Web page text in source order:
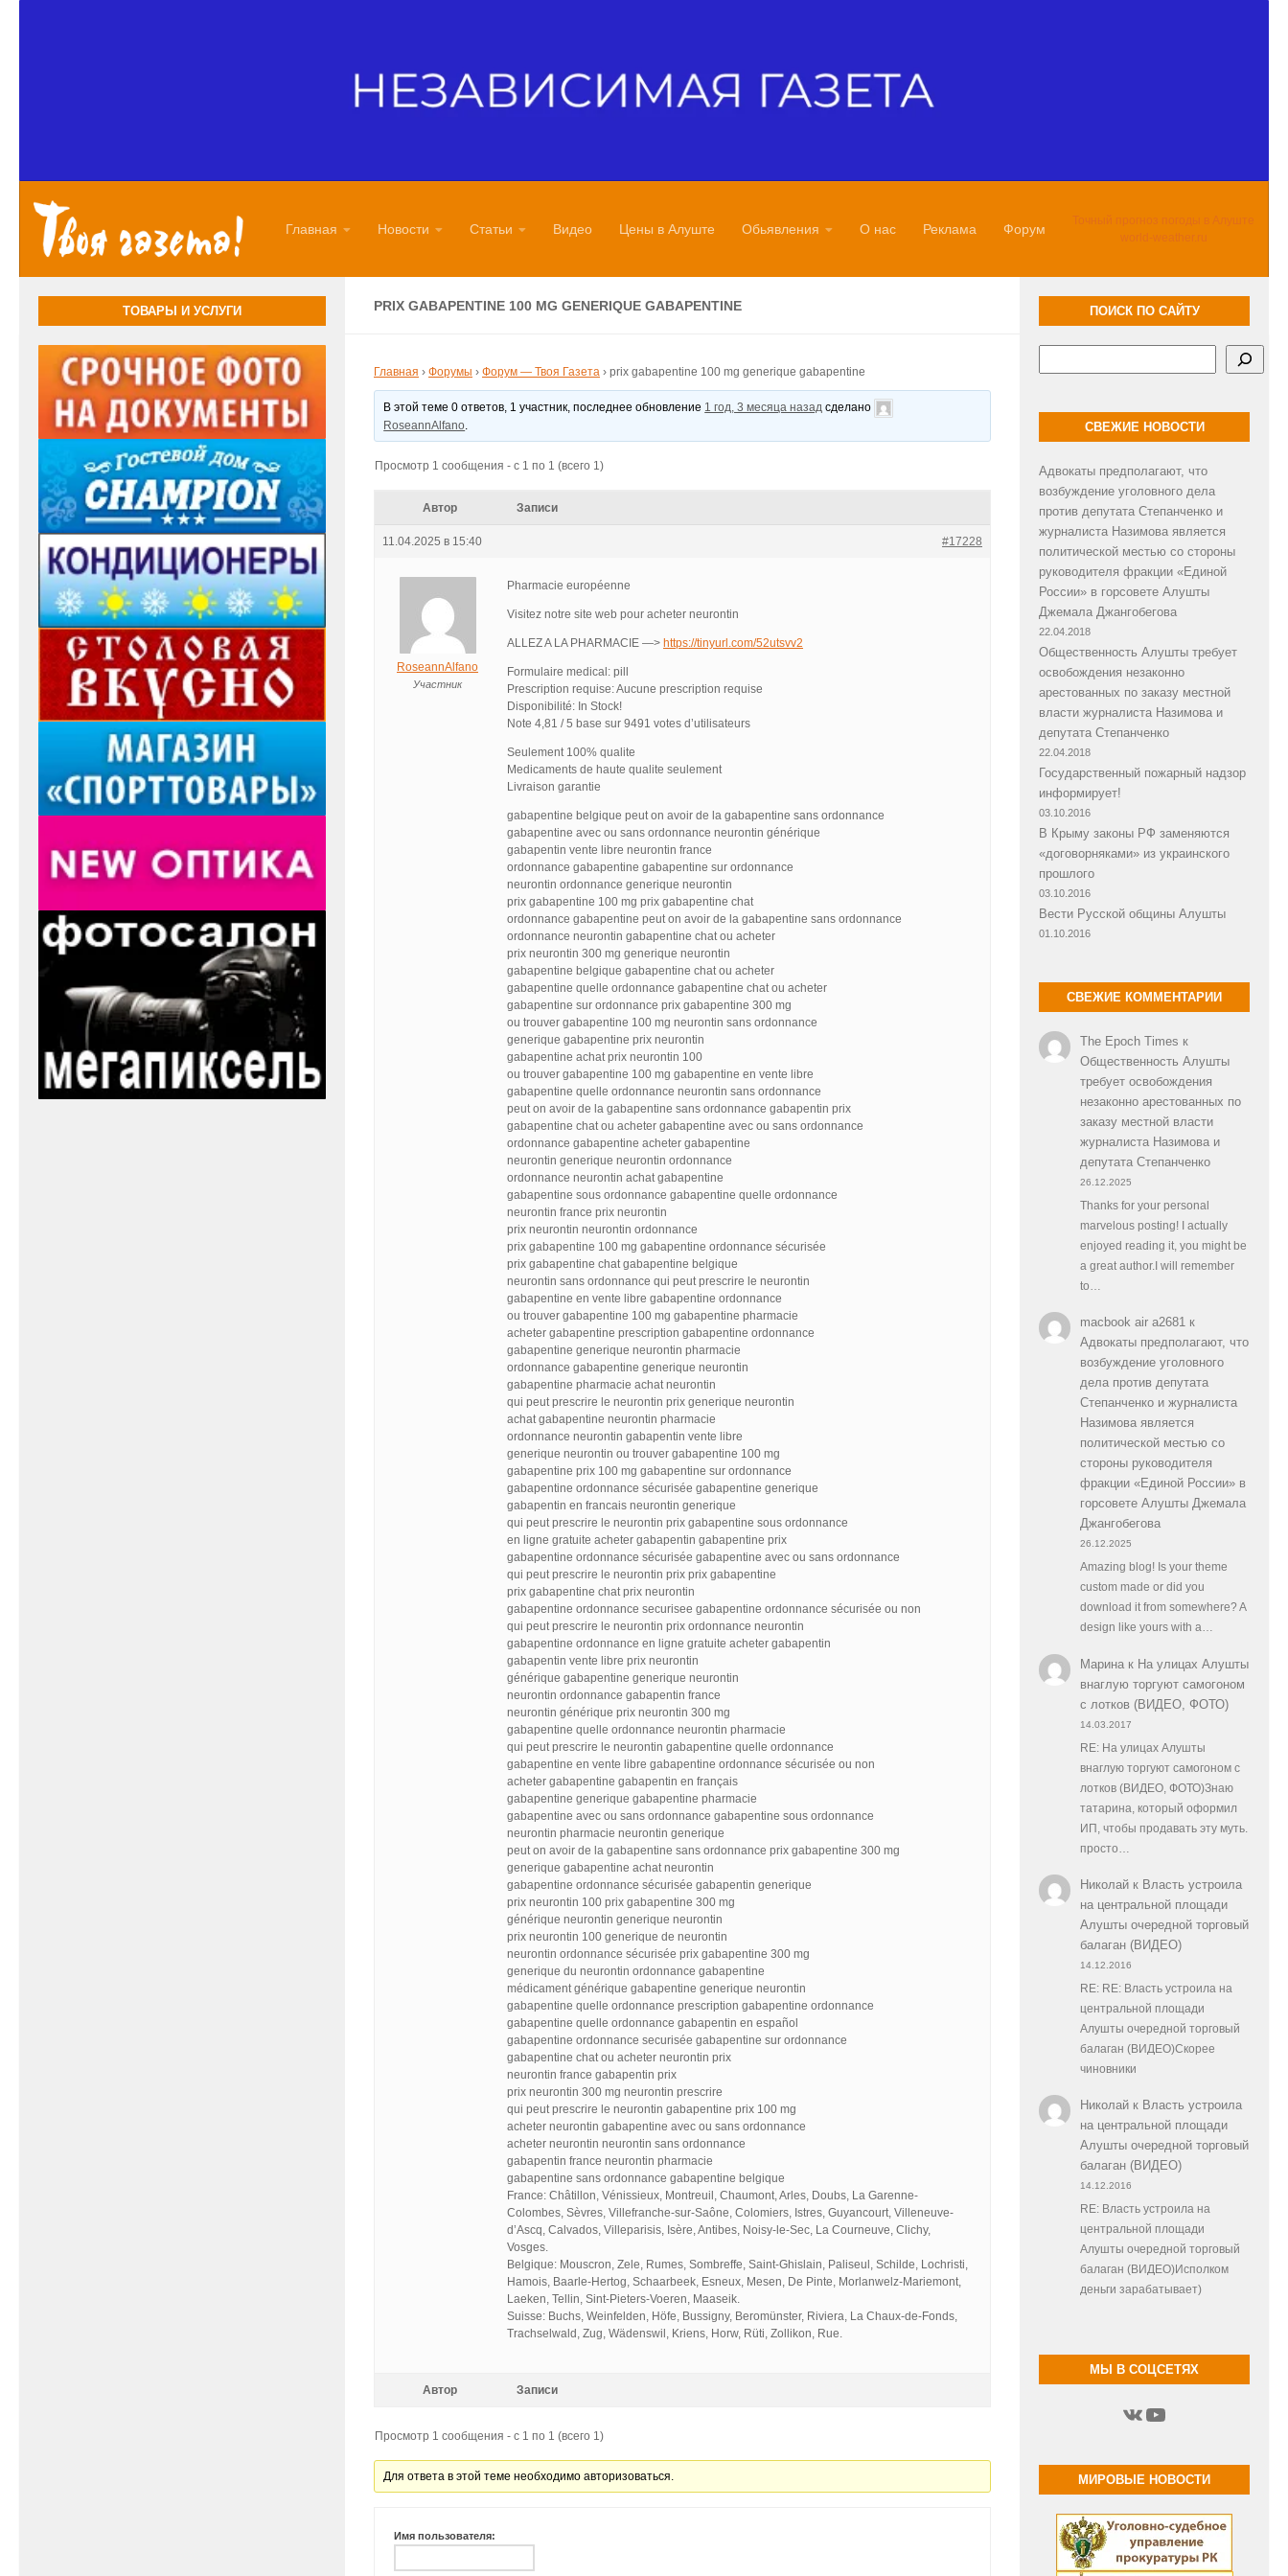
Главная Новости Статьи Видео Цены в Алуште Обьявления О нас Реклама Форум
Точный прогноз погоды в Алуште
world-weather.ru
PRIX GABAPENTINE 100 MG GENERIQUE GABAPENTINE
Главная › Форумы › Форум — Твоя Газета › prix gabapentine 100 mg generique gabapentine
В этой теме 0 ответов, 1 участник, последнее обновление 1 год, 3 месяца назад сделано
RoseannAlfano.
Просмотр 1 сообщения - с 1 по 1 (всего 1)
Автор Записи
11.04.2025 в 15:40 #17228
RoseannAlfano
Участник
Pharmacie européenne
Visitez notre site web pour acheter neurontin
ALLEZ A LA PHARMACIE —> https://tinyurl.com/52utsvv2
Formulaire medical: pill
Prescription requise: Aucune prescription requise
Disponibilité: In Stock!
Note 4,81 / 5 base sur 9491 votes d’utilisateurs
Seulement 100% qualite
Medicaments de haute qualite seulement
Livraison garantie
gabapentine belgique peut on avoir de la gabapentine sans ordonnance
gabapentine avec ou sans ordonnance neurontin générique
gabapentin vente libre neurontin france
ordonnance gabapentine gabapentine sur ordonnance
neurontin ordonnance generique neurontin
prix gabapentine 100 mg prix gabapentine chat
ordonnance gabapentine peut on avoir de la gabapentine sans ordonnance
ordonnance neurontin gabapentine chat ou acheter
prix neurontin 300 mg generique neurontin
gabapentine belgique gabapentine chat ou acheter
gabapentine quelle ordonnance gabapentine chat ou acheter
gabapentine sur ordonnance prix gabapentine 300 mg
ou trouver gabapentine 100 mg neurontin sans ordonnance
generique gabapentine prix neurontin
gabapentine achat prix neurontin 100
ou trouver gabapentine 100 mg gabapentine en vente libre
gabapentine quelle ordonnance neurontin sans ordonnance
peut on avoir de la gabapentine sans ordonnance gabapentin prix
gabapentine chat ou acheter gabapentine avec ou sans ordonnance
ordonnance gabapentine acheter gabapentine
neurontin generique neurontin ordonnance
ordonnance neurontin achat gabapentine
gabapentine sous ordonnance gabapentine quelle ordonnance
neurontin france prix neurontin
prix neurontin neurontin ordonnance
prix gabapentine 100 mg gabapentine ordonnance sécurisée
prix gabapentine chat gabapentine belgique
neurontin sans ordonnance qui peut prescrire le neurontin
gabapentine en vente libre gabapentine ordonnance
ou trouver gabapentine 100 mg gabapentine pharmacie
acheter gabapentine prescription gabapentine ordonnance
gabapentine generique neurontin pharmacie
ordonnance gabapentine generique neurontin
gabapentine pharmacie achat neurontin
qui peut prescrire le neurontin prix generique neurontin
achat gabapentine neurontin pharmacie
ordonnance neurontin gabapentin vente libre
generique neurontin ou trouver gabapentine 100 mg
gabapentine prix 100 mg gabapentine sur ordonnance
gabapentine ordonnance sécurisée gabapentine generique
gabapentin en francais neurontin generique
qui peut prescrire le neurontin prix gabapentine sous ordonnance
en ligne gratuite acheter gabapentin gabapentine prix
gabapentine ordonnance sécurisée gabapentine avec ou sans ordonnance
qui peut prescrire le neurontin prix prix gabapentine
prix gabapentine chat prix neurontin
gabapentine ordonnance securisee gabapentine ordonnance sécurisée ou non
qui peut prescrire le neurontin prix ordonnance neurontin
gabapentine ordonnance en ligne gratuite acheter gabapentin
gabapentin vente libre prix neurontin
générique gabapentine generique neurontin
neurontin ordonnance gabapentin france
neurontin générique prix neurontin 300 mg
gabapentine quelle ordonnance neurontin pharmacie
qui peut prescrire le neurontin gabapentine quelle ordonnance
gabapentine en vente libre gabapentine ordonnance sécurisée ou non
acheter gabapentine gabapentin en français
gabapentine generique gabapentine pharmacie
gabapentine avec ou sans ordonnance gabapentine sous ordonnance
neurontin pharmacie neurontin generique
peut on avoir de la gabapentine sans ordonnance prix gabapentine 300 mg
generique gabapentine achat neurontin
gabapentine ordonnance sécurisée gabapentin generique
prix neurontin 100 prix gabapentine 300 mg
générique neurontin generique neurontin
prix neurontin 100 generique de neurontin
neurontin ordonnance sécurisée prix gabapentine 300 mg
generique du neurontin ordonnance gabapentine
médicament générique gabapentine generique neurontin
gabapentine quelle ordonnance prescription gabapentine ordonnance
gabapentine quelle ordonnance gabapentin en español
gabapentine ordonnance securisée gabapentine sur ordonnance
gabapentine chat ou acheter neurontin prix
neurontin france gabapentin prix
prix neurontin 300 mg neurontin prescrire
qui peut prescrire le neurontin gabapentine prix 100 mg
acheter neurontin gabapentine avec ou sans ordonnance
acheter neurontin neurontin sans ordonnance
gabapentin france neurontin pharmacie
gabapentine sans ordonnance gabapentine belgique
France: Châtillon, Vénissieux, Montreuil, Chaumont, Arles, Doubs, La Garenne-
Colombes, Sèvres, Villefranche-sur-Saône, Colomiers, Istres, Guyancourt, Villeneuve-
d’Ascq, Calvados, Villeparisis, Isère, Antibes, Noisy-le-Sec, La Courneuve, Clichy,
Vosges.
Belgique: Mouscron, Zele, Rumes, Sombreffe, Saint-Ghislain, Paliseul, Schilde, Lochristi,
Hamois, Baarle-Hertog, Schaarbeek, Esneux, Mesen, De Pinte, Morlanwelz-Mariemont,
Laeken, Tellin, Sint-Pieters-Voeren, Maaseik.
Suisse: Buchs, Weinfelden, Höfe, Bussigny, Beromünster, Riviera, La Chaux-de-Fonds,
Trachselwald, Zug, Wädenswil, Kriens, Horw, Rüti, Zollikon, Rue.
Автор Записи
Просмотр 1 сообщения - с 1 по 1 (всего 1)
Для ответа в этой теме необходимо авторизоваться.
Имя пользователя:
ТОВАРЫ И УСЛУГИ ПОИСК ПО САЙТУ
СВЕЖИЕ НОВОСТИ
Адвокаты предполагают, что
возбуждение уголовного дела
против депутата Степанченко и
журналиста Назимова является
политической местью со стороны
руководителя фракции «Единой
России» в горсовете Алушты
Джемала Джангобегова
22.04.2018
Общественность Алушты требует
освобождения незаконно
арестованных по заказу местной
власти журналиста Назимова и
депутата Степанченко
22.04.2018
Государственный пожарный надзор
информирует!
03.10.2016
В Крыму законы РФ заменяются
«договорняками» из украинского
прошлого
03.10.2016
Вести Русской общины Алушты
01.10.2016
СВЕЖИЕ КОММЕНТАРИИ
The Epoch Times к
Общественность Алушты
требует освобождения
незаконно арестованных по
заказу местной власти
журналиста Назимова и
депутата Степанченко
26.12.2025
Thanks for your personal
marvelous posting! I actually
enjoyed reading it, you might be
a great author.I will remember
to…
macbook air a2681к
Адвокаты предполагают, что
возбуждение уголовного
дела против депутата
Степанченко и журналиста
Назимова является
политической местью со
стороны руководителя
фракции «Единой России» в
горсовете Алушты Джемала
Джангобегова
26.12.2025
Amazing blog! Is your theme
custom made or did you
download it from somewhere? A
design like yours with a…
Маринак На улицах Алушты
внаглую торгуют самогоном
с лотков (ВИДЕО, ФОТО)
14.03.2017
RE: На улицах Алушты
внаглую торгуют самогоном с
лотков (ВИДЕО, ФОТО)Знаю
татарина, который оформил
ИП, чтобы продавать эту муть.
просто…
Николайк Власть устроила
на центральной площади
Алушты очередной торговый
балаган (ВИДЕО)
14.12.2016
RE: RE: Власть устроила на
центральной площади
Алушты очередной торговый
балаган (ВИДЕО)Скорее
чиновники
Николайк Власть устроила
на центральной площади
Алушты очередной торговый
балаган (ВИДЕО)
14.12.2016
RE: Власть устроила на
центральной площади
Алушты очередной торговый
балаган (ВИДЕО)Исполком
деньги зарабатывает)
МЫ В СОЦСЕТЯХ
ВКонтакте
YouTube
МИРОВЫЕ НОВОСТИ